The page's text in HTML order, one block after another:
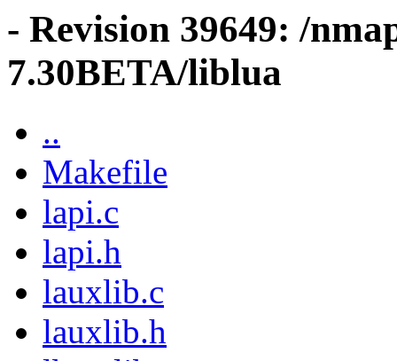
- Revision 39649: /
7.30BETA/liblua
..
Makefile
lapi.c
lapi.h
lauxlib.c
lauxlib.h